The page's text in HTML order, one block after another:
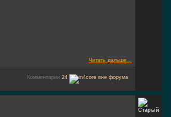
Читать дальше...
Комментарии 24